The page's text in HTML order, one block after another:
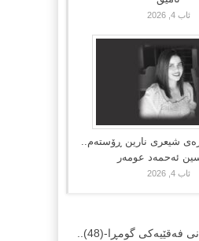
ئاب 4, 2026
شیعرى نارین ڕۆستەم..
ئەحمەد عومەر
ئاب 4, 2026
بیرەوەریيەکانی فەقێیەکی گومڕا-(48)..